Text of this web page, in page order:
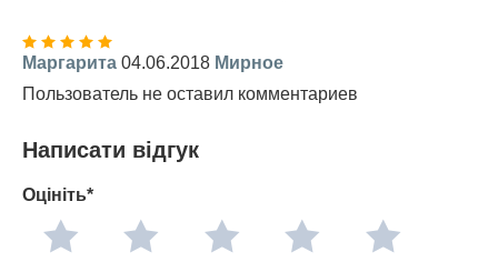
Маргарита 04.06.2018 Мирное
Пользователь не оставил комментариев
Написати відгук
Оцініть*